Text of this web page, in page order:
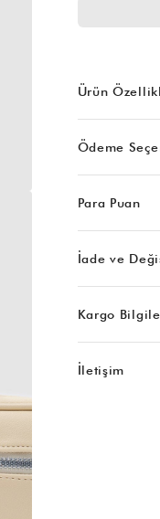
Ürün
Ödeme
Para Puan
İade ve
Kargo
İletişim